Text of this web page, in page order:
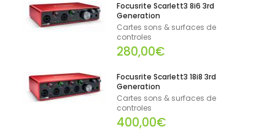
Focusrite Scarlett3 8i6 3rd
Generation
Cartes sons & surfaces de
controles
280,00€
Focusrite Scarlett3 18i8 3rd
Generation
Cartes sons & surfaces de
controles
400,00€